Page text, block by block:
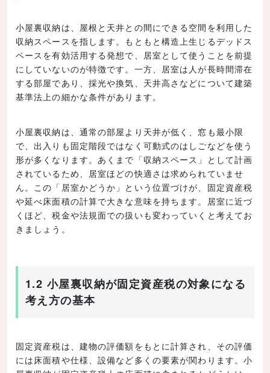
小屋裏収納は、屋根と天井との間にできる空間を利用した
収納スペースを指します。もともと構造上生じるデッドス
ペースを有効活用する発想で、居室として使うことを前提
にしていないのが特徴です。一方、居室は人が長時間滞在
する部屋であり、採光や換気、天井高さなどについて建築
基準法上の細かな条件があります。
小屋裏収納は、通常の部屋より天井が低く、窓も最小限
で、出入りも固定階段ではなく可動式のはしごなどを使う
形が多くなります。あくまで「収納スペース」として計画
されているため、居室ほどの快適さは求められていませ
ん。この「居室かどうか」という位置づけが、固定資産税
や延べ床面積の計算で大きな意味を持ちます。居室に近づ
くほど、税金や法規面での扱いも変わっていくと考えてお
きましょう。
1.2 小屋裏収納が固定資産税の対象になる
考え方の基本
固定資産税は、建物の評価額をもとに計算され、その評価
には床面積や仕様、設備など多くの要素が関わります。小